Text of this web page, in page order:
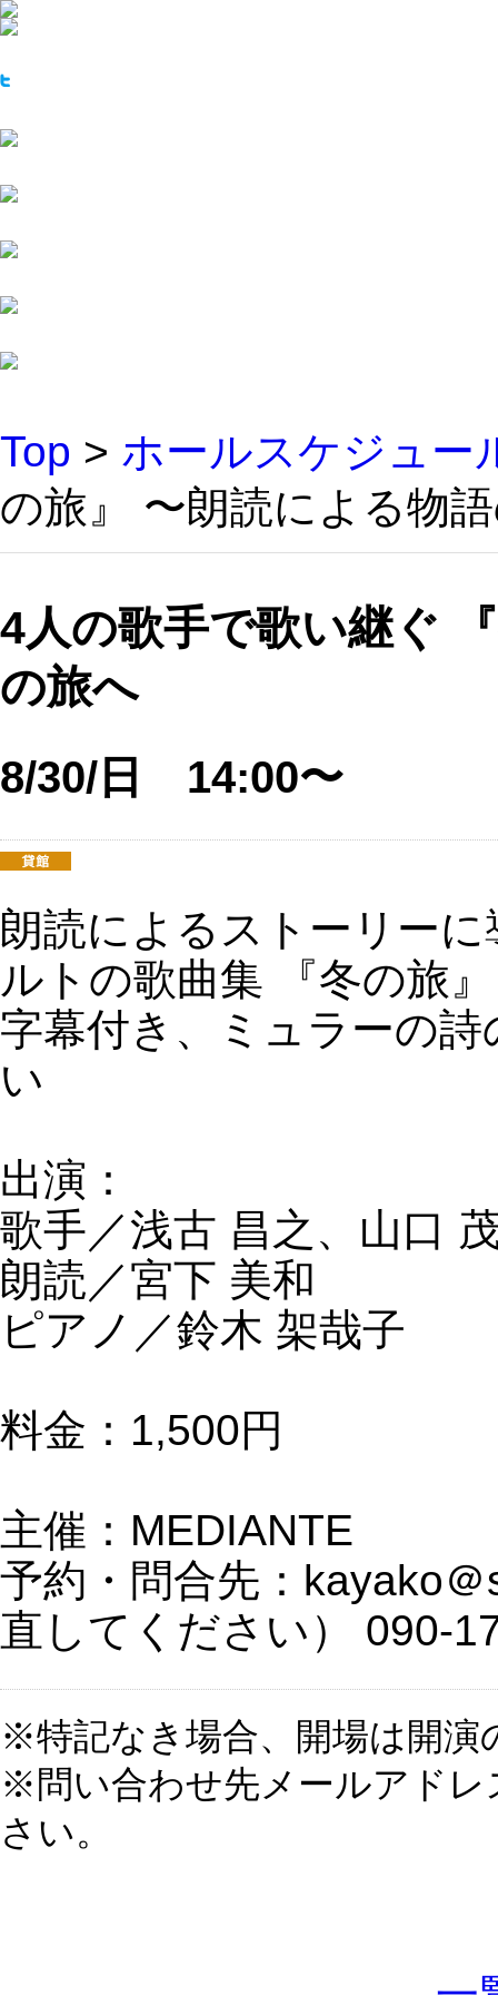
Top > ホールスケジュー
の旅』 〜朗読による物
4人の歌手で歌い継ぐ
の旅へ
8/30/日 14:00〜
朗読によるストーリー
ルトの歌曲集 『冬の旅
字幕付き、ミュラーの
い
出演：
歌手／浅古 昌之、山口
朗読／宮下 美和
ピアノ／鈴木 架哉子
料金：1,500円
主催：MEDIANTE
予約・問合先：kayako
直してください） 090-
※特記なき場合、開場は開演
※問い合わせ先メールアドレ
さい。